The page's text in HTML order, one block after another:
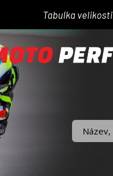
Tabulka velikosti